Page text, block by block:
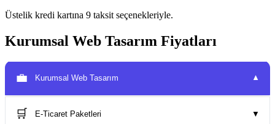
Üstelik kredi kartına 9 taksit seçenekleriyle.
Kurumsal Web Tasarım Fiyatları
💼 Kurumsal Web Tasarım ▼
🛒 E-Ticaret Paketleri ▼